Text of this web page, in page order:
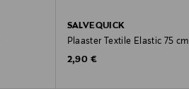
SALVEQUICK
Plaaster Textile Elastic 75 cm
Original Price
2,90 €